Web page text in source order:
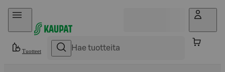
Hyppää sisältöön
Tuotteet